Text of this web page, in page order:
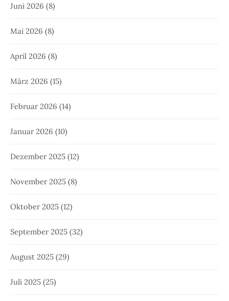
Juni 2026 (8)
Mai 2026 (8)
April 2026 (8)
März 2026 (15)
Februar 2026 (14)
Januar 2026 (10)
Dezember 2025 (12)
November 2025 (8)
Oktober 2025 (12)
September 2025 (32)
August 2025 (29)
Juli 2025 (25)